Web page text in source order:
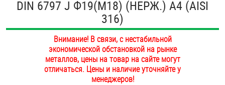
ОПЛАТА И ДОСТАВКА
НАШИ МАГАЗИНЫ
Дюбели
DIN 6797 J Ф19(М18) (НЕРЖ.) A4 (AISI
316)
Внимание! В связи, с нестабильной
экономической обстановкой на рынке
металлов, цены на товар на сайте могут
отличаться. Цены и наличие уточняйте у
менеджеров!